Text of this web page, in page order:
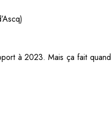
à 2023. Mais ça fait